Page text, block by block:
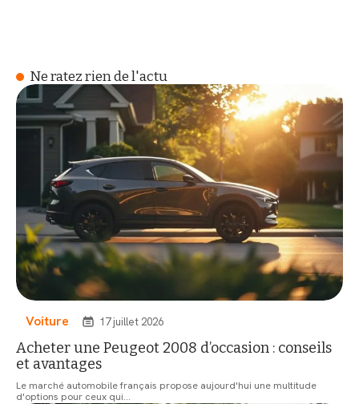
Ne ratez rien de l'actu
Voiture 17 juillet 2026
Acheter une Peugeot 2008 d’occasion : conseils
et avantages
Le marché automobile français propose aujourd'hui une multitude
d'options pour ceux qui…